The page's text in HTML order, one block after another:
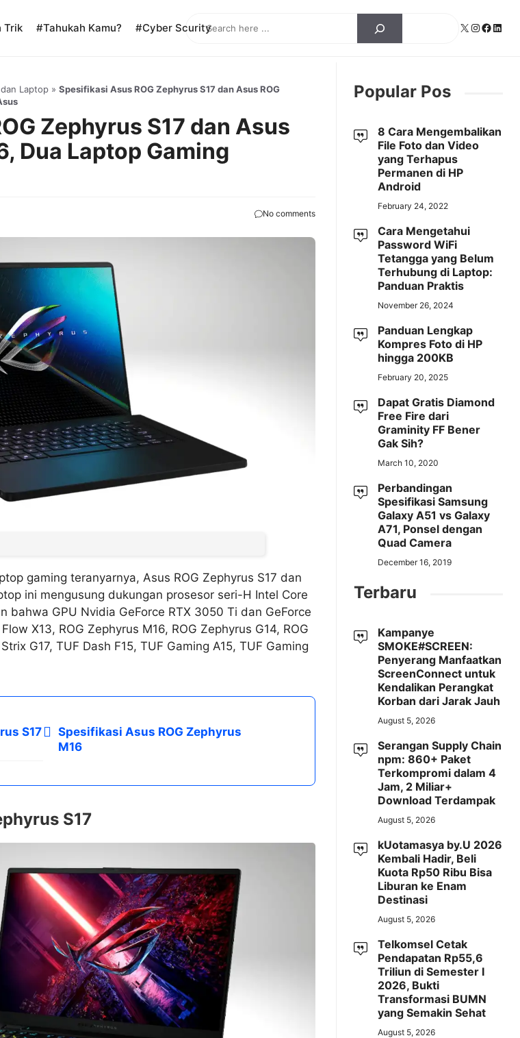
Search X Instagram
Trik #Tahukah Kamu? #Cyber Scurity
Laptop» Spesifikasi Asus ROG Zephyrus S17 dan Asus ROG
Zephyrus S17 dan Asus
Dua Laptop Gaming
No comments
gaming teranyarnya, Asus ROG Zephyrus S17 dan
ini mengusung dukungan prosesor seri-H Intel Core
bahwa GPU Nvidia GeForce RTX 3050 Ti dan GeForce
X13, ROG Zephyrus M16, ROG Zephyrus G14, ROG
G17, TUF Dash F15, TUF Gaming A15, TUF Gaming
S17
Spesifikasi Asus ROG Zephyrus
M16
S17
Popular Pos
8 Cara Mengembalikan
File Foto dan Video
yang Terhapus
Permanen di HP
Android
February 24, 2022
Cara Mengetahui
Password WiFi
Tetangga yang Belum
Terhubung di Laptop:
Panduan Praktis
November 26, 2024
Panduan Lengkap
Kompres Foto di HP
hingga 200KB
February 20, 2025
Dapat Gratis Diamond
Free Fire dari
Graminity FF Bener
Gak Sih?
March 10, 2020
Perbandingan
Spesifikasi Samsung
Galaxy A51 vs Galaxy
A71, Ponsel dengan
Quad Camera
December 16, 2019
Terbaru
Kampanye
SMOKE#SCREEN:
Penyerang Manfaatkan
ScreenConnect untuk
Kendalikan Perangkat
Korban dari Jarak Jauh
August 5, 2026
Serangan Supply Chain
npm: 860+ Paket
Terkompromi dalam 4
Jam, 2 Miliar+
Download Terdampak
August 5, 2026
kUotamasya by.U 2026
Kembali Hadir, Beli
Kuota Rp50 Ribu Bisa
Liburan ke Enam
Destinasi
August 5, 2026
Telkomsel Cetak
Pendapatan Rp55,6
Triliun di Semester I
2026, Bukti
Transformasi BUMN
yang Semakin Sehat
August 5, 2026